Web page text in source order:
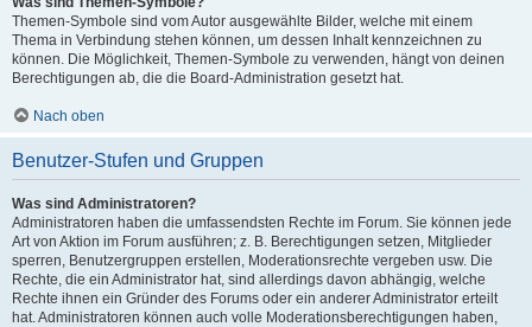
Themen-Symbole sind vom Autor ausgewählte Bilder, welche mit einem
Thema in Verbindung stehen können, um dessen Inhalt kennzeichnen zu
können. Die Möglichkeit, Themen-Symbole zu verwenden, hängt von deinen
Berechtigungen ab, die die Board-Administration gesetzt hat.
Nach oben
Benutzer-Stufen und Gruppen
Was sind Administratoren?
Administratoren haben die umfassendsten Rechte im Forum. Sie können jede
Art von Aktion im Forum ausführen; z. B. Berechtigungen setzen, Mitglieder
sperren, Benutzergruppen erstellen, Moderationsrechte vergeben usw. Die
Rechte, die ein Administrator hat, sind allerdings davon abhängig, welche
Rechte ihnen ein Gründer des Forums oder ein anderer Administrator erteilt
hat. Administratoren können auch volle Moderationsberechtigungen haben,